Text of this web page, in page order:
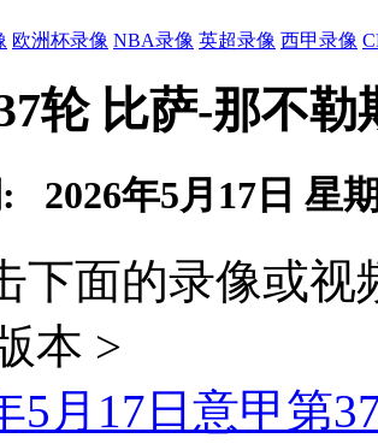
欧洲杯录像 NBA录像 英超录像 西甲录像
轮 比萨-那不
2026年5月17日 星
下面的录像或
本 >
5月17日意甲第